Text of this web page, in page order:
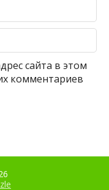
сайта в этом
комментариев